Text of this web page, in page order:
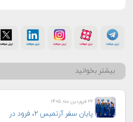
بیشتر بخوانید
۲۲ فروردین ماه ۱۴۰۵
پایان سفر آرتمیس ۲، فرود در